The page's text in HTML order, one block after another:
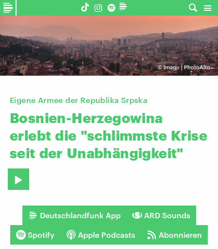
©Imago | PhotoAlto
Eigene Armee der Republika Srpska
Bosnien-Herzegowina
erlebt die "schlimmste Krise
seit der Unabhängigkeit"
Deutschlandfunk App ARD Sounds
Spotify Apple Podcasts Abonnieren